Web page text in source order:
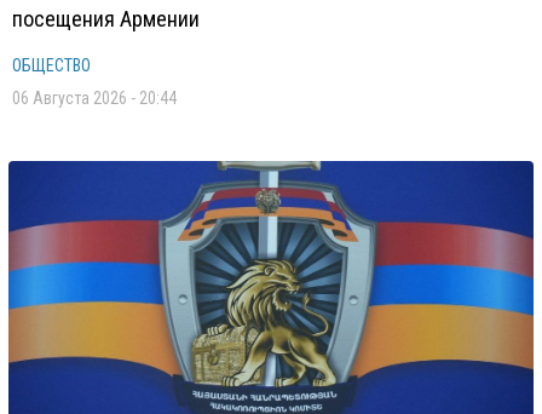
посещения Армении
ОБЩЕСТВО
06 Августа 2026 - 20:44